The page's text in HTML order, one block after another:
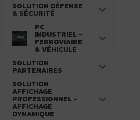
SOLUTION DÉFENSE
& SÉCURITÉ
PC
INDUSTRIEL -
FERROVIAIRE
& VÉHICULE
SOLUTION
PARTENAIRES
SOLUTION
AFFICHAGE
PROFESSIONNEL -
AFFICHAGE
DYNAMIQUE